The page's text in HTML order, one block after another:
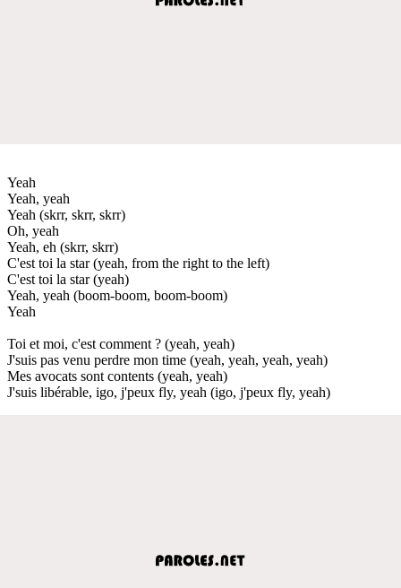
Yeah
Yeah, yeah
Yeah (skrr, skrr, skrr)
Oh, yeah
Yeah, eh (skrr, skrr)
C'est toi la star (yeah, from the right to the left)
C'est toi la star (yeah)
Yeah, yeah (boom-boom, boom-boom)
Yeah
Toi et moi, c'est comment ? (yeah, yeah)
J'suis pas venu perdre mon time (yeah, yeah, yeah, yeah)
Mes avocats sont contents (yeah, yeah)
J'suis libérable, igo, j'peux fly, yeah (igo, j'peux fly, yeah)